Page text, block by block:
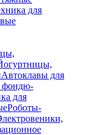
для
Автоклавы для
для
Роботы-